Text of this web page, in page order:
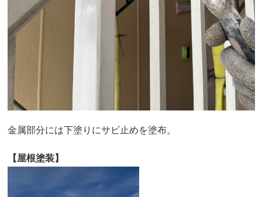
金属部分には下塗りにサビ止めを塗布。
【屋根塗装】